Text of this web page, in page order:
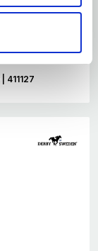
| 411127